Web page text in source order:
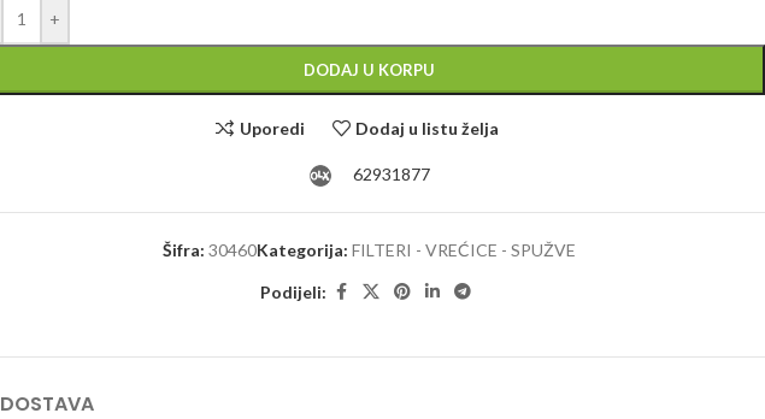
+
DODAJ U KORPU
Uporedi Dodaj u listu želja
62931877
Šifra: 30460Kategorija: FILTERI - VREĆICE - SPUŽVE
Podijeli:
DOSTAVA